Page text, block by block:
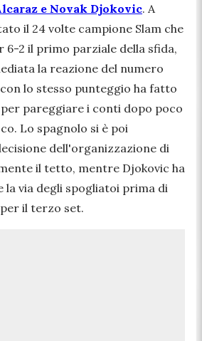
e Novak Djokovic. A
il 24 volte campione Slam che
6-2 il primo parziale della sfida,
la reazione del numero
lo stesso punteggio ha fatto
pareggiare i conti dopo poco
Lo spagnolo si è poi
dell'organizzazione di
il tetto, mentre Djokovic ha
la via degli spogliatoi prima di
il terzo set.